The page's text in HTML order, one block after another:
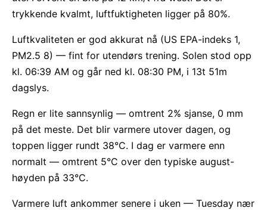
trykkende kvalmt, luftfuktigheten ligger på 80%.
Luftkvaliteten er god akkurat nå (US EPA-indeks 1,
PM2.5 8) — fint for utendørs trening. Solen stod opp
kl. 06:39 AM og går ned kl. 08:30 PM, i 13t 51m
dagslys.
Regn er lite sannsynlig — omtrent 2% sjanse, 0 mm
på det meste. Det blir varmere utover dagen, og
toppen ligger rundt 38°C. I dag er varmere enn
normalt — omtrent 5°C over den typiske august-
høyden på 33°C.
Varmere luft ankommer senere i uken — Tuesday nær